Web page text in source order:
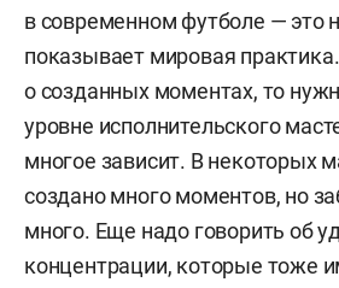
в современном футболе — это
показывает мировая
о созданных моментах, то
уровне исполнительского
многое зависит. В некоторых
создано много моментов, но
много. Еще надо говорить об
концентрации, которые тоже